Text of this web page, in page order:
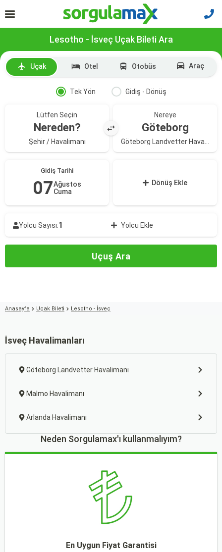
Lesotho - İsveç Uçak Bileti Ara
Uçak Otel Otobüs Araç
Tek Yön Gidiş - Dönüş
Lütfen Seçin
Nereden?
Şehir / Havalimanı
Nereye
Göteborg
Gidiş Tarihi
07Ağustos
Cuma
Dönüş Ekle
Yolcu Sayısı:1 Yolcu Ekle
Uçuş Ara
Anasayfa Uçak Bileti Lesotho - İsveç
İsveç Havalimanları
Göteborg Landvetter Havalimanı
Malmo Havalimanı
Arlanda Havalimanı
Neden Sorgulamax'ı kullanmalıyım?
En Uygun Fiyat Garantisi